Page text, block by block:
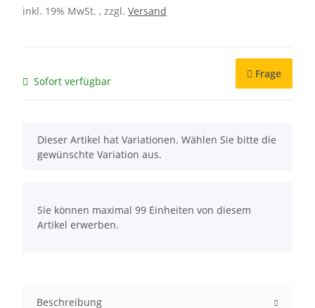
inkl. 19% MwSt. , zzgl. Versand
Sofort verfügbar
Frage
x
Dieser Artikel hat Variationen. Wählen Sie bitte die
gewünschte Variation aus.
Sie können maximal 99 Einheiten von diesem
Artikel erwerben.
Beschreibung